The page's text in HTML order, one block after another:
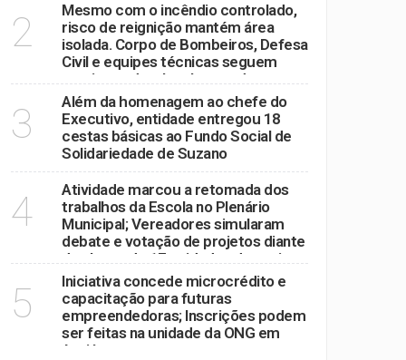
2
Mesmo com o incêndio controlado,
risco de reignição mantém área
isolada. Corpo de Bombeiros, Defesa
Civil e equipes técnicas seguem
monitorando o local antes de
autorizar o retorno dos moradores.
3
Além da homenagem ao chefe do
Executivo, entidade entregou 18
cestas básicas ao Fundo Social de
Solidariedade de Suzano
4
Atividade marcou a retomada dos
trabalhos da Escola no Plenário
Municipal; Vereadores simularam
debate e votação de projetos diante
de alunos de 17 unidades de ensino
5
Iniciativa concede microcrédito e
capacitação para futuras
empreendedoras; Inscrições podem
ser feitas na unidade da ONG em
Arujá